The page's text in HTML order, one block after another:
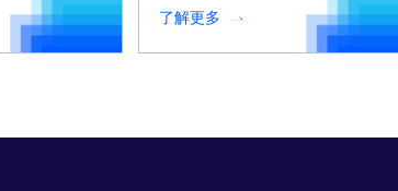
了解更多